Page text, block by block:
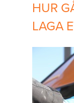
HUR
LAGA